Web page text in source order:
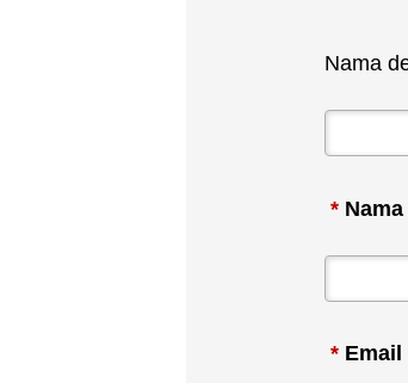
Nama
*
* Email